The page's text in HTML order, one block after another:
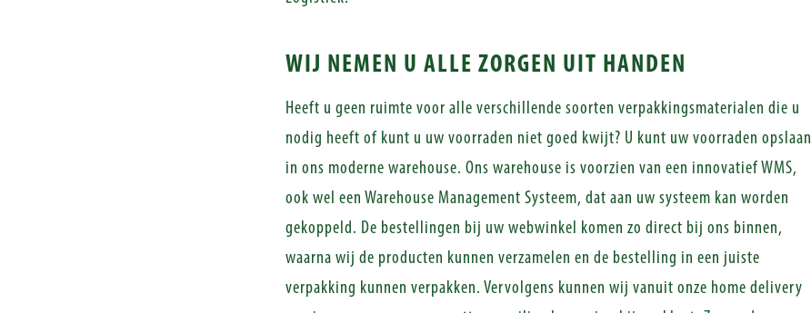
WIJ NEMEN U ALLE ZORGEN UIT HANDEN
Heeft u geen ruimte voor alle verschillende soorten verpakkingsmaterialen die u
nodig heeft of kunt u uw voorraden niet goed kwijt? U kunt uw voorraden opslaan
in ons moderne warehouse. Ons warehouse is voorzien van een innovatief WMS,
ook wel een Warehouse Management Systeem, dat aan uw systeem kan worden
gekoppeld. De bestellingen bij uw webwinkel komen zo direct bij ons binnen,
waarna wij de producten kunnen verzamelen en de bestelling in een juiste
verpakking kunnen verpakken. Vervolgens kunnen wij vanuit onze home delivery